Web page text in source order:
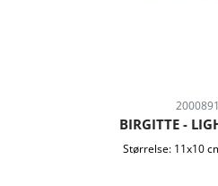
BIRGITTE -
Størrelse: 11x10